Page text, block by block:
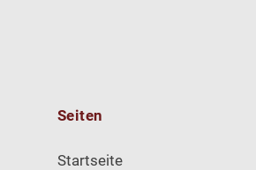
Seiten
Startseite